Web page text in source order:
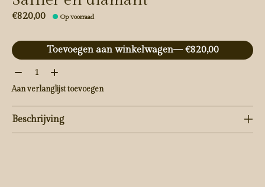
€820,00 Op voorraad
Toevoegen aan winkelwagen
— €820,00
Aantal:
Aan verlanglijst toevoegen
Beschrijving